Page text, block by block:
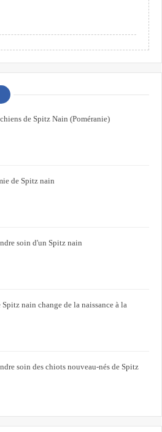
de Spitz Nain (Poméranie)
de Spitz nain
soin d'un Spitz nain
nain change de la naissance à la
soin des chiots nouveau-nés de Spitz